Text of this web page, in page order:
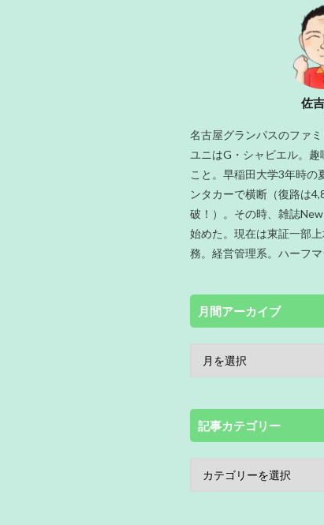
佐
名古屋グランパスのファ
ユニはG・シャビエル。
こと。早稲田大学3年時の
ンタカーで横断（復路は
破！）。その時、雑誌
始めた。現在は東証一部
務。経営管理系。ハーフマ
月間アーカイブ
記事カテゴリー